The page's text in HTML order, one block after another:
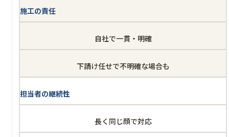
施工の責任
自社で一貫・明確
下請け任せで不明確な場合も
担当者の継続性
長く同じ顔で対応